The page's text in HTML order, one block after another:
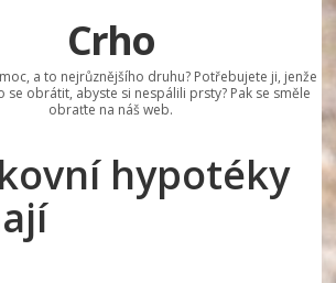
Crho
a to nejrůznějšího druhu? Potřebujete ji, jenže
se obrátit, abyste si nespálili prsty? Pak se směle
obraťte na náš web.
hypotéky